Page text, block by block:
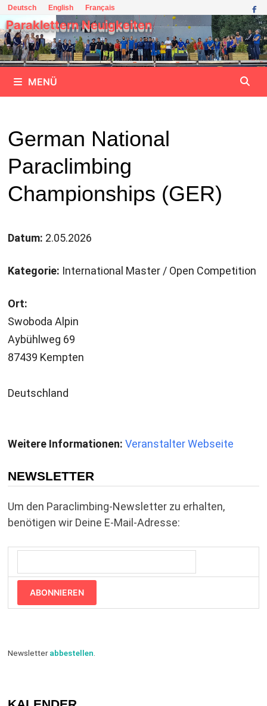
Zum
Inhalt
springen
Deutsch English Français
Paraklettern Neuigkeiten
MENÜ
German National
Paraclimbing
Championships (GER)
Datum: 2.05.2026
Kategorie: International Master / Open Competition
Ort:
Swoboda Alpin
Aybühlweg 69
87439 Kempten
Deutschland
Weitere Informationen: Veranstalter Webseite
NEWSLETTER
Um den Paraclimbing-Newsletter zu erhalten,
benötigen wir Deine E-Mail-Adresse:
ABONNIEREN
Newsletterabbestellen.